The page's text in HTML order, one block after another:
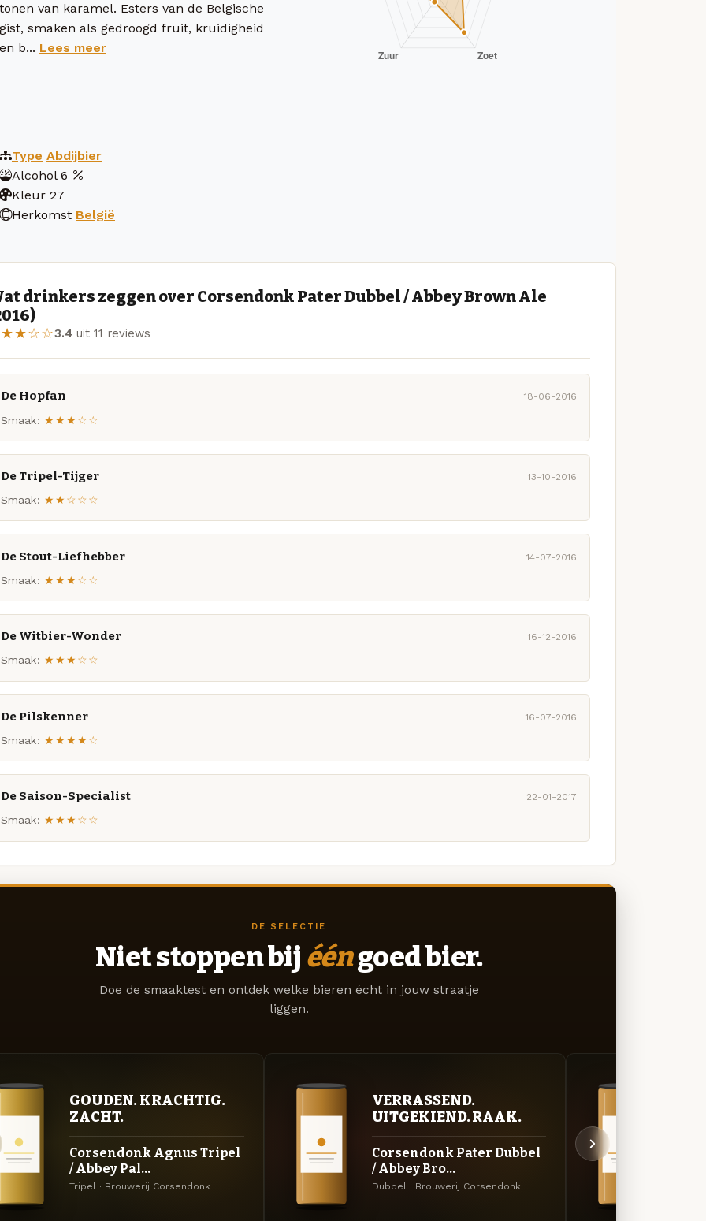
tonen van karamel. Esters van de Belgische
gist, smaken als gedroogd fruit, kruidigheid
en b... Lees meer
Type Abdijbier
Alcohol 6
Kleur 27
Herkomst België
drinkers zeggen over Corsendonk Pater Dubbel / Abbey Brown Ale
3.4 uit 11 reviews
De Hopfan 18-06-2016
Smaak: ★★★☆☆
De Tripel-Tijger 13-10-2016
Smaak: ★★☆☆☆
De Stout-Liefhebber 14-07-2016
Smaak: ★★★☆☆
De Witbier-Wonder 16-12-2016
Smaak: ★★★☆☆
De Pilskenner 16-07-2016
Smaak: ★★★★☆
De Saison-Specialist 22-01-2017
Smaak: ★★★☆☆
DE SELECTIE
Niet stoppen bij ééngoed bier.
Doe de smaaktest en ontdek welke bieren écht in jouw straatje
liggen.
GOUDEN. KRACHTIG.
ZACHT.
Corsendonk Agnus Tripel
/ Abbey Pal...
Tripel · Brouwerij Corsendonk
VERRASSEND.
UITGEKIEND. RAAK.
Corsendonk Pater Dubbel
/ Abbey Bro...
Dubbel · Brouwerij Corsendonk